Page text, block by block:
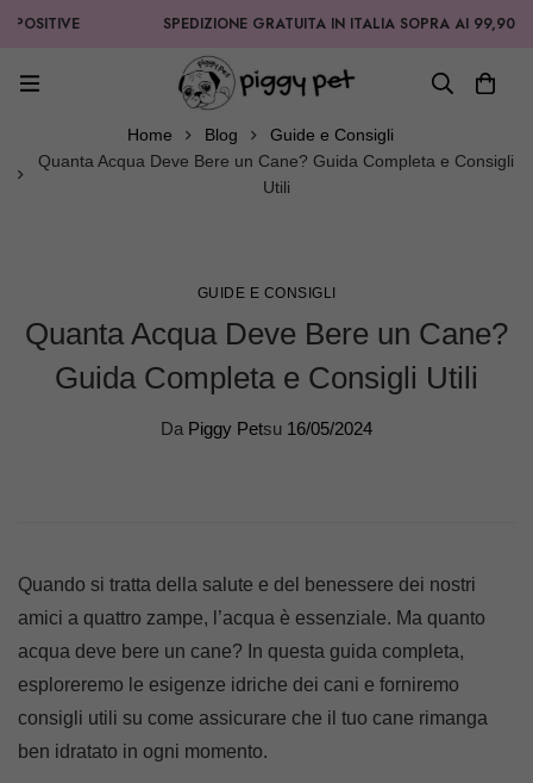
SPEDIZIONE GRATUITA IN ITALIA SOPRA AI 99,90€
Home Blog
Guide e Consigli
Quanta Acqua Deve Bere un Cane? Guida Completa e Consigli
Utili
GUIDE E CONSIGLI
Quanta Acqua Deve Bere un Cane?
Guida Completa e Consigli Utili
Da Piggy Petsu 16/05/2024
Quando si tratta della salute e del benessere dei nostri
amici a quattro zampe, l’acqua è essenziale. Ma quanto
acqua deve bere un cane? In questa guida completa,
esploreremo le esigenze idriche dei cani e forniremo
consigli utili su come assicurare che il tuo cane rimanga
ben idratato in ogni momento.